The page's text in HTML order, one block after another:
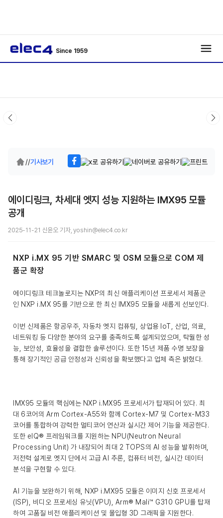
Since 1959
//기사보기
에이디링크, 차세대 엣지 성능 지원하는 IMX95 모듈
공개
2025-11-21 신윤오 기자, yoshin@elec4.co.kr
NXP i.MX 95 기반 SMARC 및 OSM 모듈으로 COM 제
품군 확장
에이디링크 테크놀로지는 NXP의 최신 애플리케이션 프로세서 제품군
인 NXP i.MX 95를 기반으로 한 최신 IMX95 모듈을 새롭게 선보인다.
이번 신제품은 항공우주, 자동차 엣지 컴퓨팅, 상업용 IoT, 산업, 의료,
네트워킹 등 다양한 분야의 요구를 충족하도록 설계되었으며, 탁월한 성
능, 보안성, 효율성을 결합한 솔루션이다. 또한 15년 제품 수명 보장을
통해 장기적인 공급 안정성과 신뢰성을 확보했다고 업체 측은 밝혔다.
IMX95 모듈의 핵심에는 NXP i.MX95 프로세서가 탑재되어 있다. 최
대 6코어의 Arm Cortex-A55와 함께 Cortex-M7 및 Cortex-M33
코어를 통합하여 강력한 멀티코어 연산과 실시간 제어 기능을 제공한다.
또한 eIQ® 프레임워크를 지원하는 NPU(Neutron Neural
Processing Unit) 가 내장되어 최대 2 TOPS의 AI 성능을 발휘하며,
저전력 설계로 엣지 단에서 고급 AI 추론, 컴퓨터 비전, 실시간 데이터
분석을 구현할 수 있다.
AI 기능을 보완하기 위해, NXP i.MX95 모듈은 이미지 신호 프로세서
(ISP), 비디오 프로세싱 유닛(VPU), Arm® Mali™ G310 GPU를 탑재
하여 고품질 비전 애플리케이션 및 몰입형 3D 그래픽을 지원한다.